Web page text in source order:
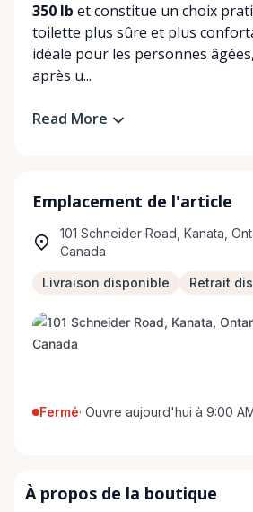
350 lb et constitue un choix
toilette plus sûre et plus
idéale pour les personnes
après u...
Read More
Emplacement de l'article
101 Schneider Road, Kanata,
Canada
Livraison disponible Retrait
Fermé· Ouvre aujourd'hui à 9:00
Mercredi
À propos de la boutique